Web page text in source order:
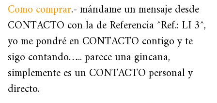
Como comprar.- mándame un mensaje desde
CONTACTO con la de Referencia ^Ref.: LI 3^,
yo me pondré en CONTACTO contigo y te
sigo contando….. parece una gincana,
simplemente es un CONTACTO personal y
directo.